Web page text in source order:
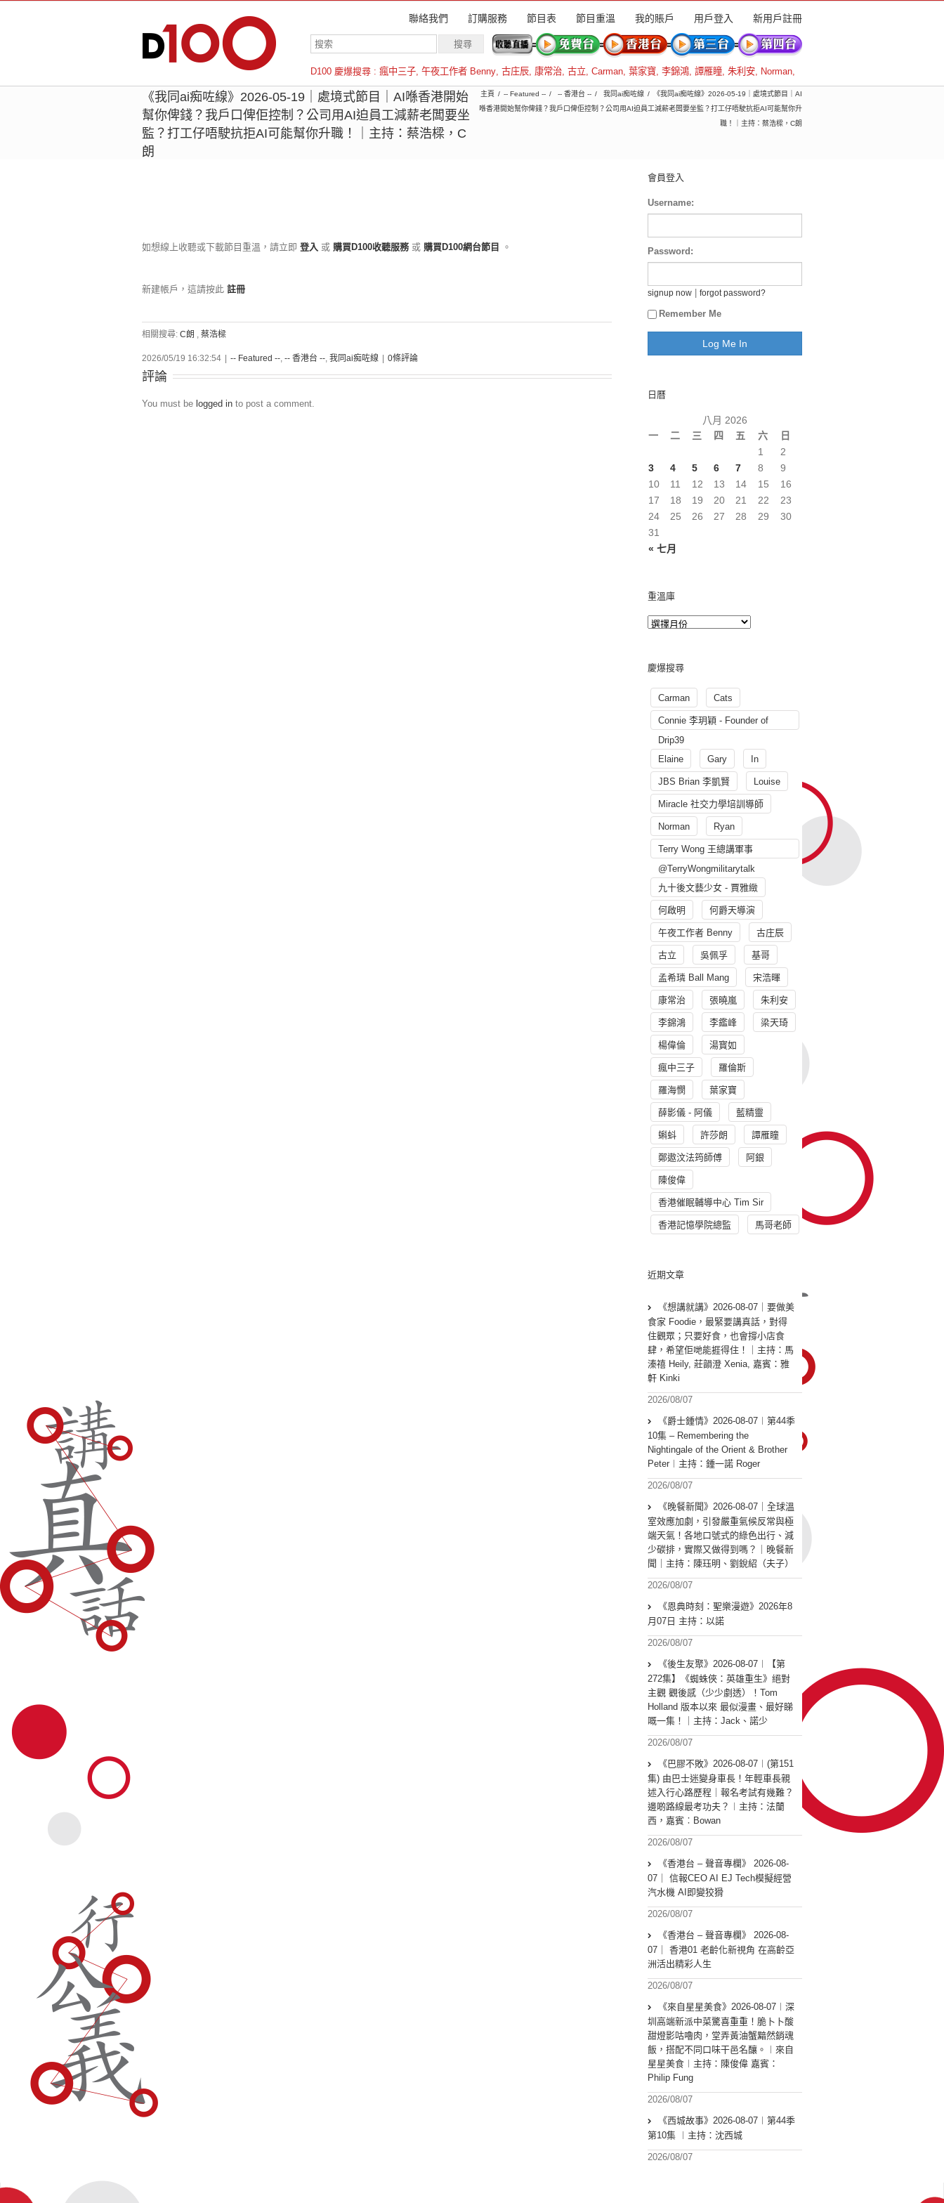
聯絡我們 訂購服務 節目表 節目重溫 我的賬戶 用戶登入 新用戶註冊
D100 慶爆搜尋 : 瘋中三子, 午夜工作者 Benny, 古庄辰, 康常治, 古立, Carman, 葉家寶, 李錦鴻, 譚雁瞳, 朱利安, Norman,
羅倫斯
《我同ai痴咗線》2026-05-19｜處境式節目｜AI喺香港開始
幫你俾錢？我戶口俾佢控制？公司用AI迫員工減薪老闆要坐
監？打工仔唔駛抗拒AI可能幫你升職！｜主持：蔡浩樑，C
朗
主頁 -- Featured -- -- 香港台 -- 我同ai痴咗線
《我同ai痴咗線》2026-05-19｜處境式節目｜AI
喺香港開始幫你俾錢？我戶口俾佢控制？公司用AI迫員工減薪老闆要坐監？打工仔唔駛抗拒AI可能幫你升
職！｜主持：蔡浩樑，C朗
如想線上收聽或下載節目重溫，請立即 登入 或 購買D100收聽服務 或 購買D100網台節目 。
新建帳戶，這請按此 註冊
相關搜尋: C朗 , 蔡浩樑
2026/05/19 16:32:54 -- Featured --, -- 香港台 --, 我同ai痴咗線 0條評論
評論
You must be logged in to post a comment.
會員登入
Username:
Password:
signup now forgot password?
Remember Me
日曆
八月 2026
一
二 三 四 五 六 日
« 七月
1
2
3
4 5 6 7 8
9
10
11 12 13 14 15
16
17
18 19 20 21 22
23
24
25 26 27 28 29
30
31
重溫庫
慶爆搜尋
Carman Cats
Connie 李玥穎 - Founder of
Drip39
Elaine
Gary In
JBS Brian 李凱賢 Louise
Miracle 社交力學培訓導師
Norman Ryan
Terry Wong 王總講軍事
@TerryWongmilitarytalk
九十後文藝少女 - 賈雅緻
何啟明 何爵天導演
午夜工作者 Benny 古庄辰
古立 吳佩孚 基哥
孟希璘 Ball Mang 宋浩暉
康常治 張曉嵐 朱利安
李錦鴻 李鑑峰 梁天琦
楊偉倫 湯寳如
瘋中三子 羅倫斯
羅海憫 葉家寶
薛影儀 - 阿儀 藍精靈
蝌蚪 許莎朗 譚雁瞳
鄭遨汶法筠師傅 阿銀
陳俊偉
香港催眠輔導中心 Tim Sir
香港記憶學院總監 馬哥老師
近期文章
《想講就講》2026-08-07｜要做美
食家 Foodie，最緊要講真話，對得
住觀眾；只要好食，也會撐小店食
肆，希望佢哋能捱得住！｜主持：馬
溱禧 Heily, 莊韻澄 Xenia, 嘉賓：雅
軒 Kinki
2026/08/07
《爵士鍾情》2026-08-07︱第44季
10集 – Remembering the
Nightingale of the Orient & Brother
Peter︱主持：鍾一諾 Roger
2026/08/07
《晚餐新聞》2026-08-07｜全球溫
室效應加劇，引發嚴重氣候反常與極
端天氣！各地口號式的綠色出行、減
少碳排，實際又做得到嗎？｜晚餐新
聞｜主持：陳珏明、劉銳紹（夫子）
2026/08/07
《恩典時刻：聖樂漫遊》2026年8
月07日 主持：以諾
2026/08/07
《後生友聚》2026-08-07︱【第
272集】《蜘蛛俠：英雄重生》絕對
主觀 觀後感（少少劇透）！Tom
Holland 版本以來 最似漫畫、最好睇
嘅一集！｜主持：Jack、諾少
2026/08/07
《巴膠不敗》2026-08-07︱(第151
集) 由巴士迷變身車長！年輕車長親
述入行心路歷程｜報名考試有幾難？
邊啲路線最考功夫？︱主持：法蘭
西，嘉賓︰Bowan
2026/08/07
《香港台 – 聲音專欄》 2026-08-
07｜ 信報CEO AI EJ Tech模擬經營
汽水機 AI即變狡猾
2026/08/07
《香港台 – 聲音專欄》 2026-08-
07｜ 香港01 老齡化新視角 在高齡亞
洲活出精彩人生
2026/08/07
《來自星星美食》2026-08-07︱深
圳高端新派中菜驚喜重重！脆卜卜酸
甜燈影咕嚕肉，堂弄黃油蟹黯然銷魂
飯，搭配不同口味干邑名釀。︱來自
星星美食︱主持：陳俊偉 嘉賓：
Philip Fung
2026/08/07
《西城故事》2026-08-07︱第44季
第10集 ︱主持：沈西城
2026/08/07